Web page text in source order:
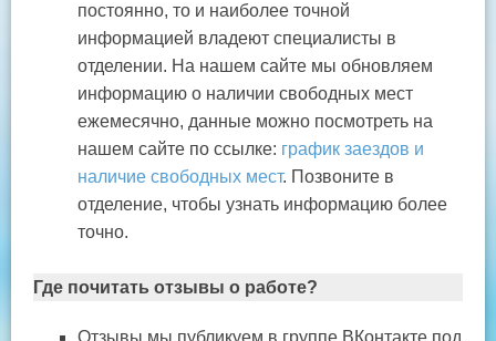
постоянно, то и наиболее точной
информацией владеют специалисты в
отделении. На нашем сайте мы обновляем
информацию о наличии свободных мест
ежемесячно, данные можно посмотреть на
нашем сайте по ссылке: график заездов и
наличие свободных мест. Позвоните в
отделение, чтобы узнать информацию более
точно.
Где почитать отзывы о работе?